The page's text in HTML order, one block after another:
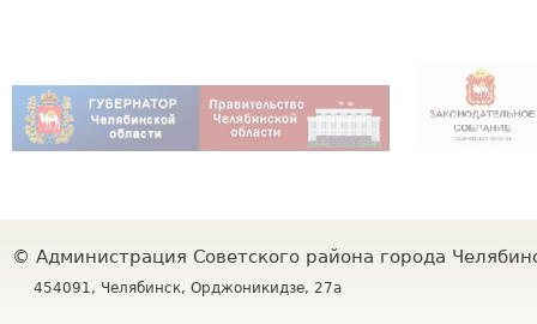
© Администрация Советского района города
454091, Челябинск, Орджоникидзе, 27а